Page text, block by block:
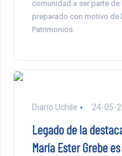
comunidad a ser parte
preparado con motivo de
Patrimonios.
Diario Uchile 24-05-
Legado de la
María Ester Grebe